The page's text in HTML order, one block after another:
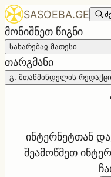
SASOEBA.GE
მონიშნეთ წიგნი
სახარებაჲ მათესი
თარგმანი
გ. მთაწმინდელის
ინტერნეტთან
შეამოწმეთ